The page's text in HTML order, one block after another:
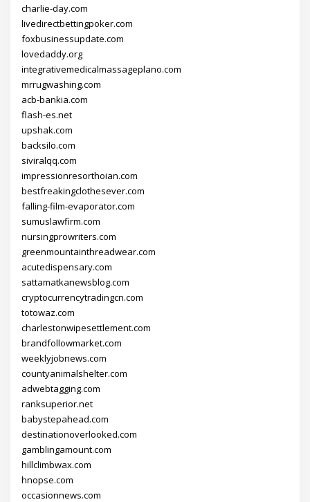
charlie-day.com
livedirectbettingpoker.com
foxbusinessupdate.com
lovedaddy.org
integrativemedicalmassageplano.com
mrrugwashing.com
acb-bankia.com
flash-es.net
upshak.com
backsilo.com
siviralqq.com
impressionresorthoian.com
bestfreakingclothesever.com
falling-film-evaporator.com
sumuslawfirm.com
nursingprowriters.com
greenmountainthreadwear.com
acutedispensary.com
sattamatkanewsblog.com
cryptocurrencytradingcn.com
totowaz.com
charlestonwipesettlement.com
brandfollowmarket.com
weeklyjobnews.com
countyanimalshelter.com
adwebtagging.com
ranksuperior.net
babystepahead.com
destinationoverlooked.com
gamblingamount.com
hillclimbwax.com
hnopse.com
occasionnews.com